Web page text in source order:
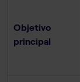
Objetivo
principal